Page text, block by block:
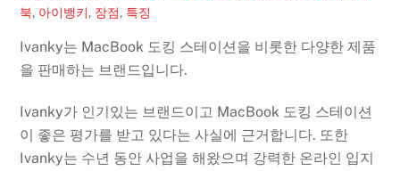
북, 아이뱅키, 장점, 특징
Ivanky는 MacBook 도킹 스테이션을 비롯한 다양한 제품
을 판매하는 브랜드입니다.
Ivanky가 인기있는 브랜드이고 MacBook 도킹 스테이션
이 좋은 평가를 받고 있다는 사실에 근거합니다. 또한
Ivanky는 수년 동안 사업을 해왔으며 강력한 온라인 입지